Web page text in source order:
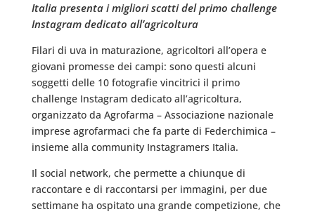
Italia presenta i migliori scatti del primo challenge
Instagram dedicato all’agricoltura
Filari di uva in maturazione, agricoltori all’opera e
giovani promesse dei campi: sono questi alcuni
soggetti delle 10 fotografie vincitrici il primo
challenge Instagram dedicato all’agricoltura,
organizzato da Agrofarma – Associazione nazionale
imprese agrofarmaci che fa parte di Federchimica –
insieme alla community Instagramers Italia.
Il social network, che permette a chiunque di
raccontare e di raccontarsi per immagini, per due
settimane ha ospitato una grande competizione, che